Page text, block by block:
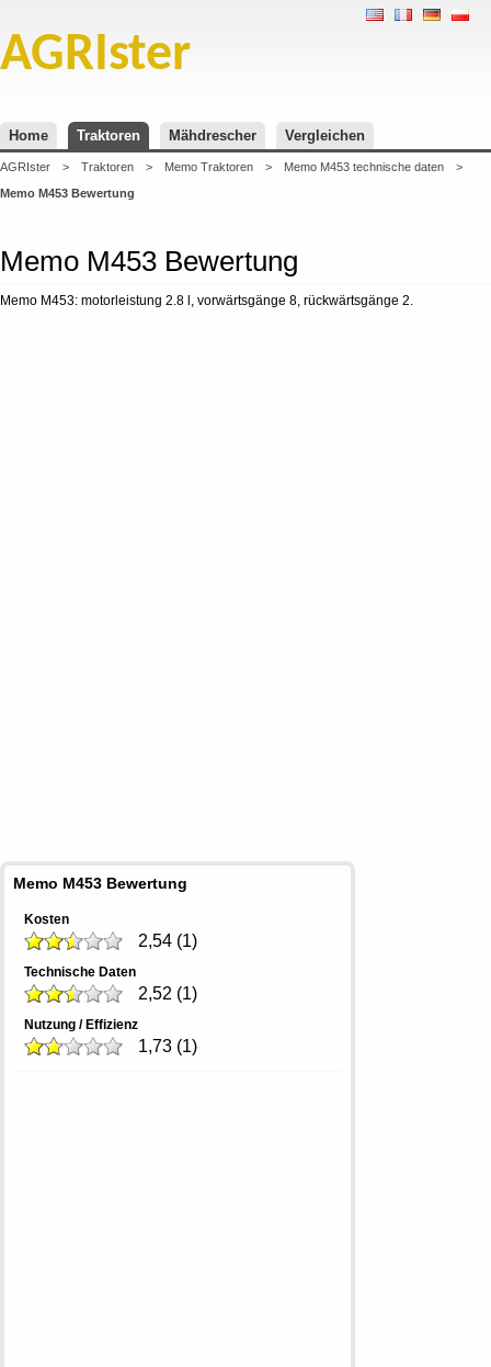
AGRIster
Home Traktoren Mähdrescher Vergleichen
AGRIster > Traktoren > Memo Traktoren > Memo M453 technische daten
>
Memo M453 Bewertung
Memo M453 Bewertung
Memo M453: motorleistung 2.8 l, vorwärtsgänge 8, rückwärtsgänge 2.
Memo M453 Bewertung
Kosten
2,54 (1)
Technische Daten
2,52 (1)
Nutzung / Effizienz
1,73 (1)